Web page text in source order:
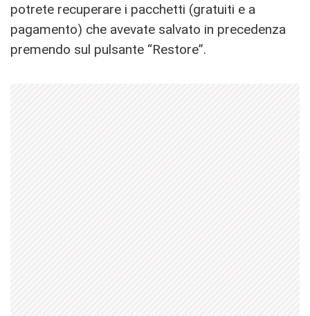
potrete recuperare i pacchetti (gratuiti e a
pagamento) che avevate salvato in precedenza
premendo sul pulsante “Restore”.